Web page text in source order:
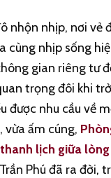
nhộn nhịp, nơi vẻ
cùng nhịp sống
gian riêng tư
trọng đôi khi
được nhu cầu về
vừa ấm cúng,
lịch giữa
Phú đã ra đời,